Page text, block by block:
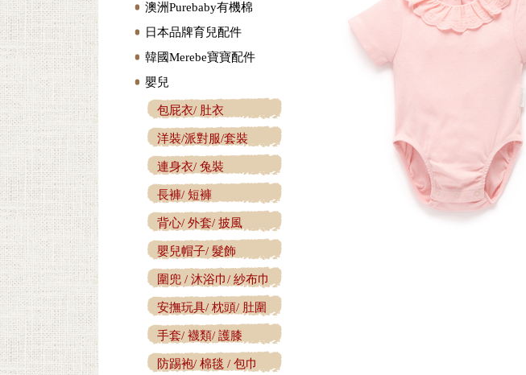
澳洲Purebaby有機棉
日本品牌育兒配件
韓國Merebe寶寶配件
嬰兒
包屁衣/ 肚衣
洋裝/派對服/套裝
連身衣/ 兔裝
長褲/ 短褲
背心/ 外套/ 披風
嬰兒帽子/ 髮飾
圍兜 / 沐浴巾/ 紗布巾
安撫玩具/ 枕頭/ 肚圍
手套/ 襪類/ 護膝
防踢袍/ 棉毯 / 包巾